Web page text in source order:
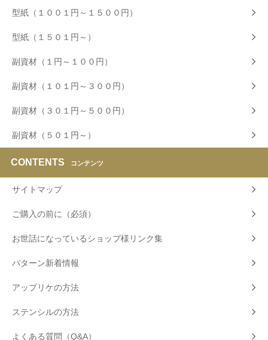
型紙（１００１円～１５００円）
型紙（１５０１円～）
副資材（１円～１００円）
副資材（１０１円～３００円）
副資材（３０１円～５００円）
副資材（５０１円～）
CONTENTS コンテンツ
サイトマップ
ご購入の前に（必須）
お世話になっているショップ様リンク集
パターン新着情報
アップリケの方法
ステンシルの方法
よくある質問（Q&A）